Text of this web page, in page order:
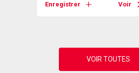
Enregistrer Voir